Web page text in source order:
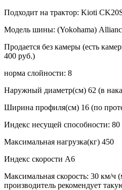
Подходит на трактор: Kioti
Модель шины: (Yokohama)
Продается без камеры (есть
400 руб.)
норма слойности: 8
Наружный диаметр(см) 62 (в
Ширина профиля(см) 16 (по
Индекс несущей способности: 80
Максимальная нагрузка(кг) 450
Индекс скорости A6
Максимальная скорость: 30 км/ч
производитель рекомендует